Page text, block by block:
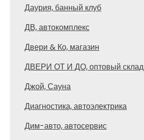
Даурия, банный клуб
ДВ, автокомплекс
Двери & Ко, магазин
ДВЕРИ ОТ И ДО, оптовый склад
Джой, Сауна
Диагностика, автоэлектрика
Дим-авто, автосервис